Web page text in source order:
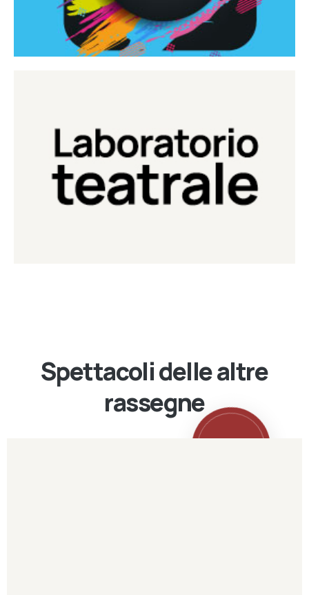
Laboratorio Teatrale
Laboratorio di teatro del Teatro Eduardo de Filippo
Continua
Spettacoli delle altre
rassegne